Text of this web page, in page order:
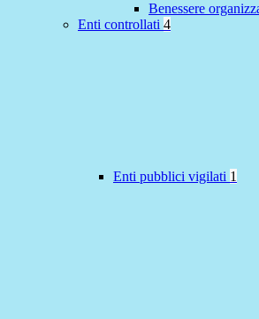
Benessere
Enti controllati 4
Enti pubblici vigilati 1